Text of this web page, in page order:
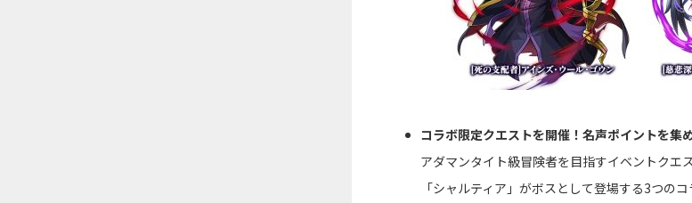
コラボ限定クエストを開催！名声ポイントを集
アダマンタイト級冒険者を目指すイベントクエ
「シャルティア」がボスとして登場する3つの